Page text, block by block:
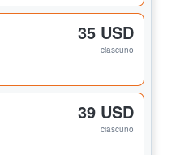
35 USD
ciascuno
39 USD
ciascuno